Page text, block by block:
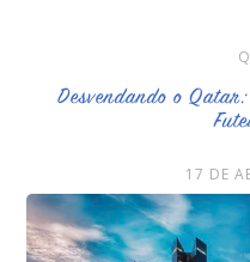
Desvendando o
17 DE